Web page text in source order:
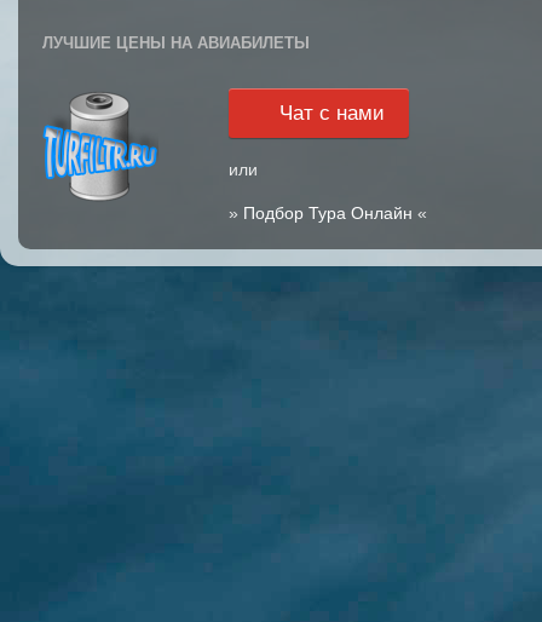
ЛУЧШИЕ ЦЕНЫ НА АВИАБИЛЕТЫ
Чат с нами
или
» Подбор Тура Онлайн «